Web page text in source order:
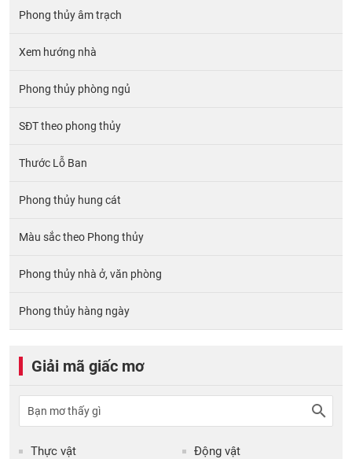
Phong thủy âm trạch
Xem hướng nhà
Phong thủy phòng ngủ
SĐT theo phong thủy
Thước Lỗ Ban
Phong thủy hung cát
Màu sắc theo Phong thủy
Phong thủy nhà ở, văn phòng
Phong thủy hàng ngày
Giải mã giấc mơ
Thực vật Động vật